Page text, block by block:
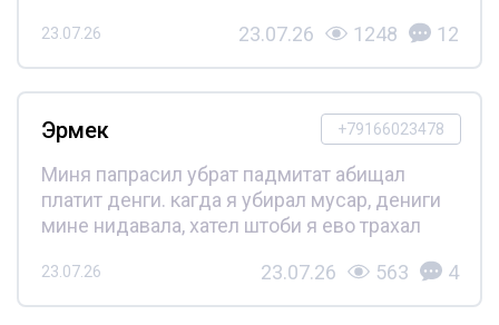
23.07.26 23.07.26 1248 12
+79166023478
Эрмек
Миня папрасил убрат падмитат абищал
платит денги. кагда я убирал мусар, дениги
мине нидавала, хател штоби я ево трахал
23.07.26 23.07.26 563 4